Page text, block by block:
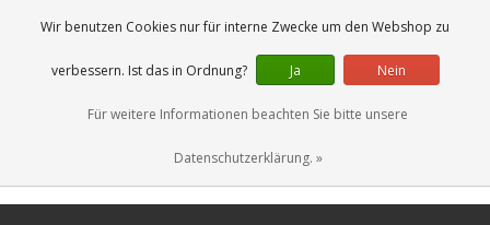
0 Artikel
DE
Wir benutzen Cookies nur für interne Zwecke um den Webshop zu
verbessern. Ist das in Ordnung? Ja Nein
Für weitere Informationen beachten Sie bitte unsere
Datenschutzerklärung. »